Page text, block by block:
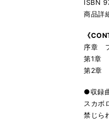
ISBN
商品詳
《
序章
第1章
第2章
●収録
スカボ
禁じら